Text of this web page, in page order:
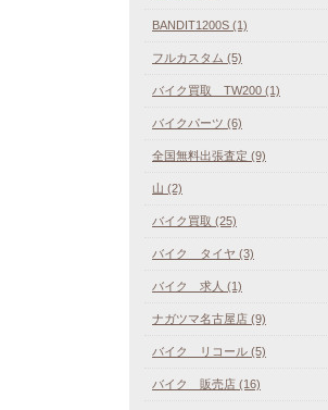
BANDIT1200S (1)
フルカスタム (5)
バイク買取 TW200 (1)
バイクパーツ (6)
全国無料出張査定 (9)
山 (2)
バイク買取 (25)
バイク タイヤ (3)
バイク 求人 (1)
ナガツマ名古屋店 (9)
バイク リコール (5)
バイク 販売店 (16)